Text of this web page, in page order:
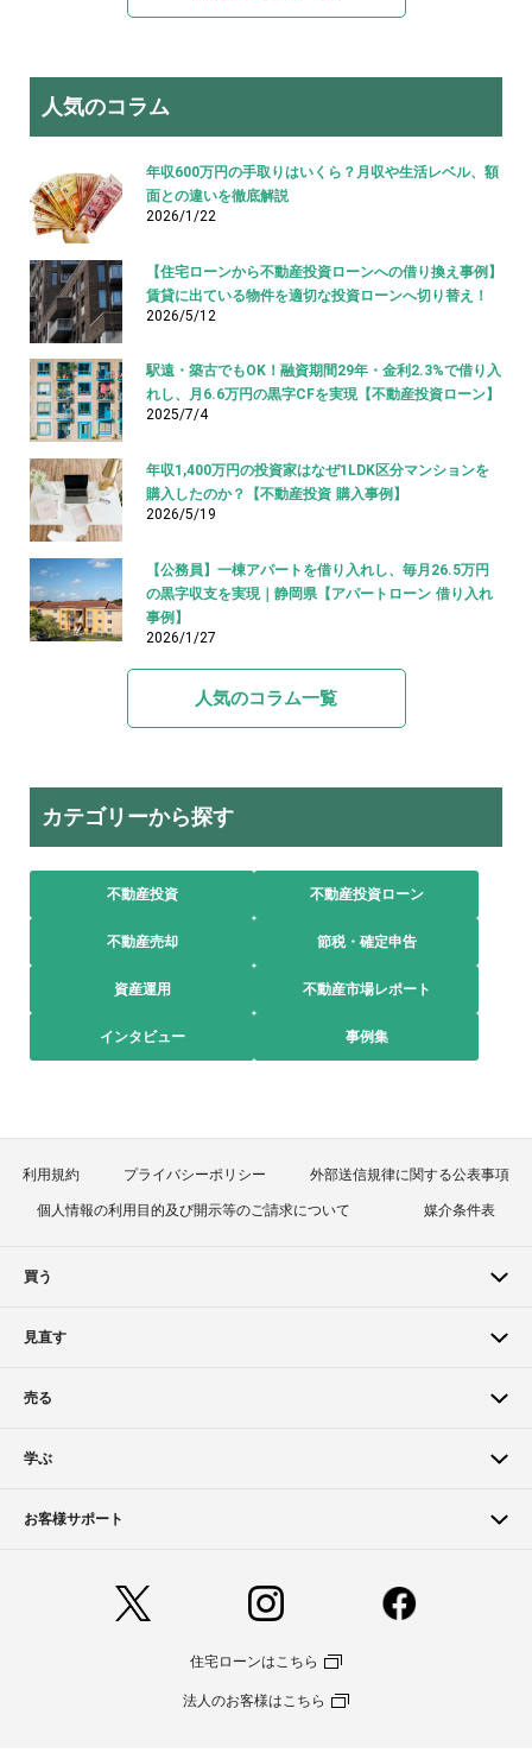
人気のコラム
年収600万円の手取りはいくら？月収や生活レベル、額
面との違いを徹底解説
2026/1/22
【住宅ローンから不動産投資ローンへの借り換え事例】
賃貸に出ている物件を適切な投資ローンへ切り替え！
2026/5/12
駅遠・築古でもOK！融資期間29年・金利2.3%で借り入
れし、月6.6万円の黒字CFを実現【不動産投資ローン】
2025/7/4
年収1,400万円の投資家はなぜ1LDK区分マンションを
購入したのか？【不動産投資 購入事例】
2026/5/19
【公務員】一棟アパートを借り入れし、毎月26.5万円
の黒字収支を実現｜静岡県【アパートローン 借り入れ
事例】
2026/1/27
人気のコラム一覧
カテゴリーから探す
不動産投資 不動産投資ローン
不動産売却 節税・確定申告
資産運用 不動産市場レポート
インタビュー 事例集
利用規約 プライバシーポリシー 外部送信規律に関する公表事項
個人情報の利用目的及び開示等のご請求について 媒介条件表
買う
見直す
売る
学ぶ
お客様サポート
住宅ローンはこちら
法人のお客様はこちら